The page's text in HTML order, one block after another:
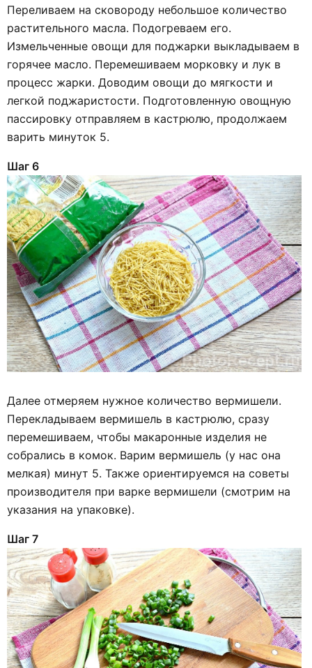
Переливаем на сковороду небольшое количество
растительного масла. Подогреваем его.
Измельченные овощи для поджарки выкладываем в
горячее масло. Перемешиваем морковку и лук в
процесс жарки. Доводим овощи до мягкости и
легкой поджаристости. Подготовленную овощную
пассировку отправляем в кастрюлю, продолжаем
варить минуток 5.
Шаг 6
Далее отмеряем нужное количество вермишели.
Перекладываем вермишель в кастрюлю, сразу
перемешиваем, чтобы макаронные изделия не
собрались в комок. Варим вермишель (у нас она
мелкая) минут 5. Также ориентируемся на советы
производителя при варке вермишели (смотрим на
указания на упаковке).
Шаг 7